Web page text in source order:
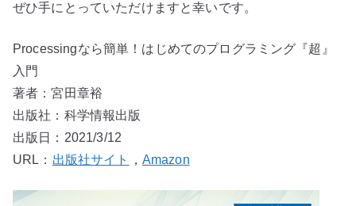
ぜひ手にとっていただけますと幸いです。
Processingなら簡単！はじめてのプログラミング『超』
入門
著者：宮田章裕
出版社：科学情報出版
出版日：2021/3/12
URL： 出版社サイト ， Amazon